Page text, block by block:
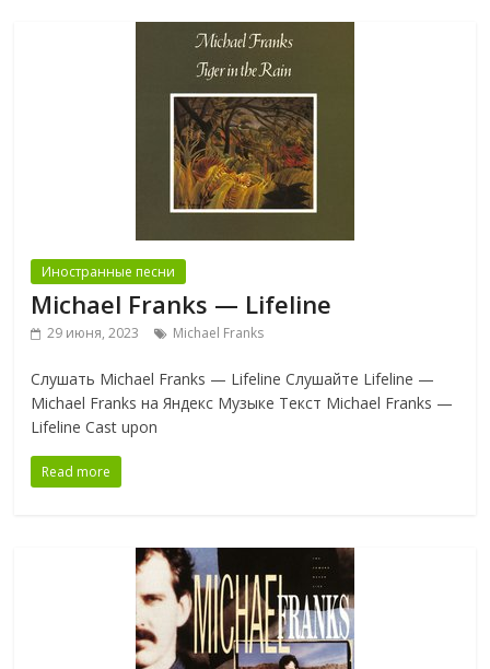
Иностранные песни
Michael Franks — Lifeline
29 июня, 2023 Michael Franks
Слушать Michael Franks — Lifeline Слушайте Lifeline —
Michael Franks на Яндекс Музыке Текст Michael Franks —
Lifeline Cast upon
Read more